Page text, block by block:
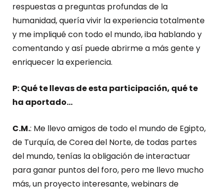
respuestas a preguntas profundas de la
humanidad, quería vivir la experiencia totalmente
y me impliqué con todo el mundo, iba hablando y
comentando y así puede abrirme a más gente y
enriquecer la experiencia.
P: Qué te llevas de esta participación, qué te
ha aportado…
C.M.: Me llevo amigos de todo el mundo de Egipto,
de Turquía, de Corea del Norte, de todas partes
del mundo, tenías la obligación de interactuar
para ganar puntos del foro, pero me llevo mucho
más, un proyecto interesante, webinars de